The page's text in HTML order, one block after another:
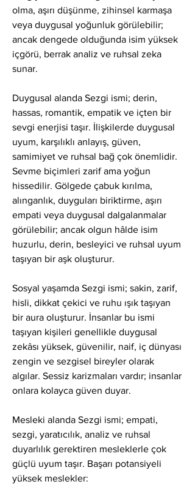
olma, aşırı düşünme, zihinsel karmaşa
veya duygusal yoğunluk görülebilir;
ancak dengede olduğunda isim yüksek
içgörü, berrak analiz ve ruhsal zeka
sunar.
Duygusal alanda Sezgi ismi; derin,
hassas, romantik, empatik ve içten bir
sevgi enerjisi taşır. İlişkilerde duygusal
uyum, karşılıklı anlayış, güven,
samimiyet ve ruhsal bağ çok önemlidir.
Sevme biçimleri zarif ama yoğun
hissedilir. Gölgede çabuk kırılma,
alınganlık, duyguları biriktirme, aşırı
empati veya duygusal dalgalanmalar
görülebilir; ancak olgun hâlde isim
huzurlu, derin, besleyici ve ruhsal uyum
taşıyan bir aşk oluşturur.
Sosyal yaşamda Sezgi ismi; sakin, zarif,
hisli, dikkat çekici ve ruhu ışık taşıyan
bir aura oluşturur. İnsanlar bu ismi
taşıyan kişileri genellikle duygusal
zekâsı yüksek, güvenilir, naif, iç dünyası
zengin ve sezgisel bireyler olarak
algılar. Sessiz karizmaları vardır; insanlar
onlara kolayca güven duyar.
Mesleki alanda Sezgi ismi; empati,
sezgi, yaratıcılık, analiz ve ruhsal
duyarlılık gerektiren mesleklerle çok
güçlü uyum taşır. Başarı potansiyeli
yüksek meslekler: